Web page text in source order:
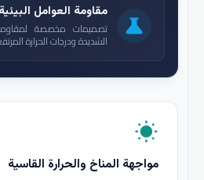
science
مقاومة العوامل البيئية
تصميمات مخصصة لمقاومة
الشديدة ودرجات الحرارة
wb_sunny
مواجهة المناخ والحرارة القاسية